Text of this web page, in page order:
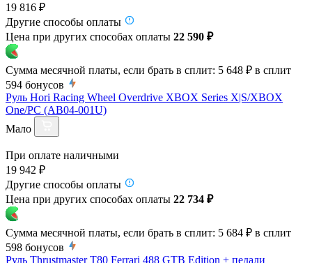
19 816 ₽
Другие способы оплаты
Цена при других способах оплаты 22 590 ₽
Сумма месячной платы, если брать в сплит: 5 648 ₽ в сплит
594 бонусов
Руль Hori Racing Wheel Overdrive XBOX Series X|S/XBOX
One/PC (AB04-001U)
Мало
При оплате наличными
19 942 ₽
Другие способы оплаты
Цена при других способах оплаты 22 734 ₽
Сумма месячной платы, если брать в сплит: 5 684 ₽ в сплит
598 бонусов
Руль Thrustmaster T80 Ferrari 488 GTB Edition + педали